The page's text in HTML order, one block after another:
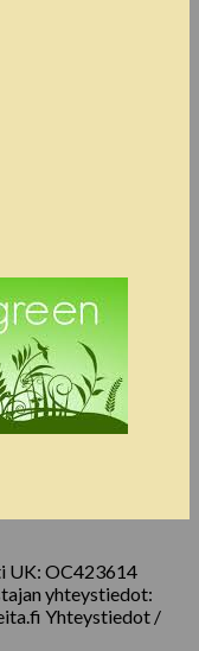
UK: OC423614
yhteystiedot:
Yhteystiedot /